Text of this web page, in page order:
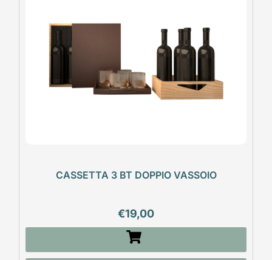
CASSETTA 3 BT DOPPIO VASSOIO
€19,00